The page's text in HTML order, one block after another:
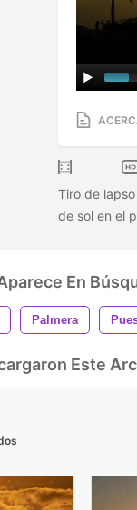
Tiro de
de sol en el
En
Palmera
Este